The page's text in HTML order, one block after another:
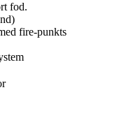
fod.
fire-punkts